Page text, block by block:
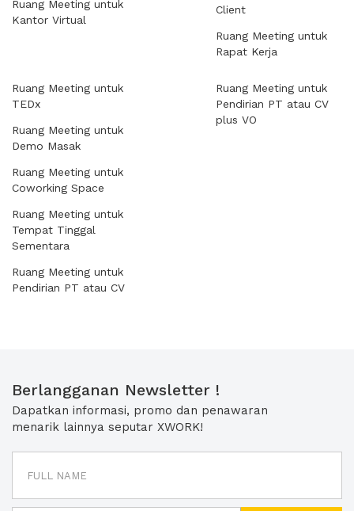
Ruang Meeting untuk
Kantor Virtual
Client
Ruang Meeting untuk
Rapat Kerja
Ruang Meeting untuk
TEDx
Ruang Meeting untuk
Demo Masak
Ruang Meeting untuk
Coworking Space
Ruang Meeting untuk
Tempat Tinggal
Sementara
Ruang Meeting untuk
Pendirian PT atau CV
Ruang Meeting untuk
Pendirian PT atau CV
plus VO
Berlangganan Newsletter !
Dapatkan informasi, promo dan penawaran
menarik lainnya seputar XWORK!